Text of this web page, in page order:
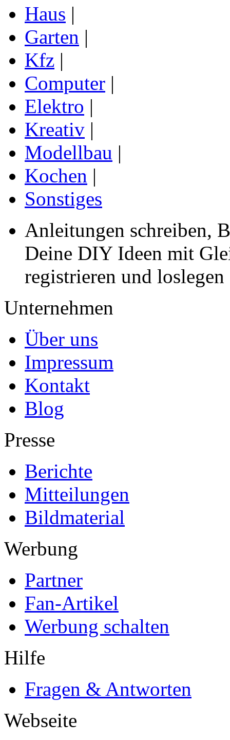
Haus |
Garten |
Kfz |
Computer |
Elektro |
Kreativ |
Modellbau |
Kochen |
Sonstiges
Anleitungen schreiben,
Deine DIY Ideen mit
registrieren und loslegen
Unternehmen
Über uns
Impressum
Kontakt
Blog
Presse
Berichte
Mitteilungen
Bildmaterial
Werbung
Partner
Fan-Artikel
Werbung schalten
Hilfe
Fragen & Antworten
Webseite